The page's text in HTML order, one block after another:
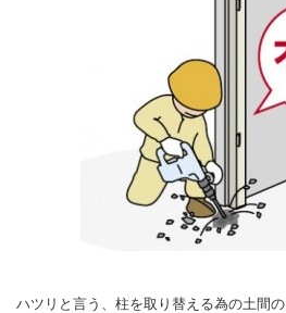
ハツリと言う、柱を取り替える為の土間の